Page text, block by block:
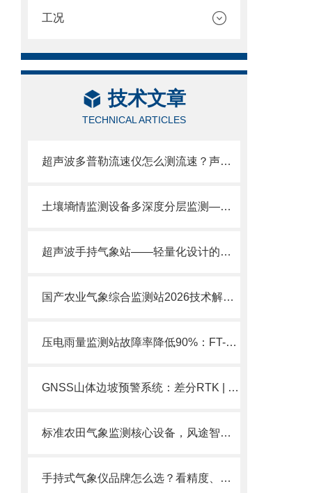
工况
技术文章
TECHNICAL ARTICLES
超声波多普勒流速仪怎么测流速？声学多普勒频移测速原理深度解读
土壤墒情监测设备多深度分层监测——10cm/20cm/40cm/60cm同步采集。
超声波手持气象站——轻量化设计的极限：单手可握/掌上气象站
国产农业气象综合监测站2026技术解析：自主可控+多参数集成+免维护
压电雨量监测站故障率降低90%：FT-YJ2全固态设计无任何机械部件。
GNSS山体边坡预警系统：差分RTK | 无人值守 | 地质灾害防治配套了解一下！
标准农田气象监测核心设备，风途智慧农场气象站，气象数据驱动农事决策
手持式气象仪品牌怎么选？看精度、看存储、看续航、看厂家实力风途实力解析